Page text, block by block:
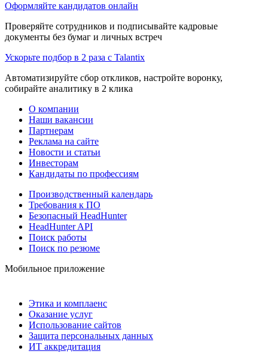
Оформляйте кандидатов онлайн
Проверяйте сотрудников и подписывайте кадровые
документы без бумаг и личных встреч
Ускорьте подбор в 2 раза с Talantix
Автоматизируйте сбор откликов, настройте воронку,
собирайте аналитику в 2 клика
О компании
Наши вакансии
Партнерам
Реклама на сайте
Новости и статьи
Инвесторам
Кандидаты по профессиям
Производственный календарь
Требования к ПО
Безопасный HeadHunter
HeadHunter API
Поиск работы
Поиск по резюме
Мобильное приложение
Этика и комплаенс
Оказание услуг
Использование сайтов
Защита персональных данных
ИТ аккредитация